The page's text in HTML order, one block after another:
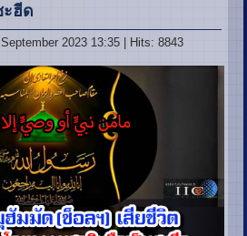
ะฮีด
2023 13:35 | Hits: 8843